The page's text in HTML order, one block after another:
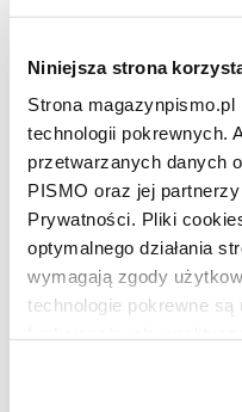
Niniejsza strona
Strona
technologii pokrewnych.
przetwarzanych danych
PISMO oraz jej
Prywatności. Pliki
optymalnego działania
wymagają zgody
technologie pokrewne są
dobrowolną zgodę na
Odkryj pozostałe
w wersji audio. Jeśli